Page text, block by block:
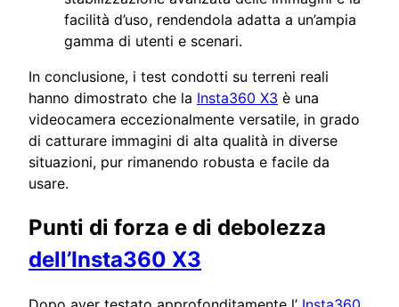
facilità d’uso, rendendola adatta a un’ampia
gamma di utenti e scenari.
In conclusione, i test condotti su terreni reali
hanno dimostrato che la Insta360 X3 è una
videocamera eccezionalmente versatile, in grado
di catturare immagini di alta qualità in diverse
situazioni, pur rimanendo robusta e facile da
usare.
Punti di forza e di debolezza
dell’Insta360 X3